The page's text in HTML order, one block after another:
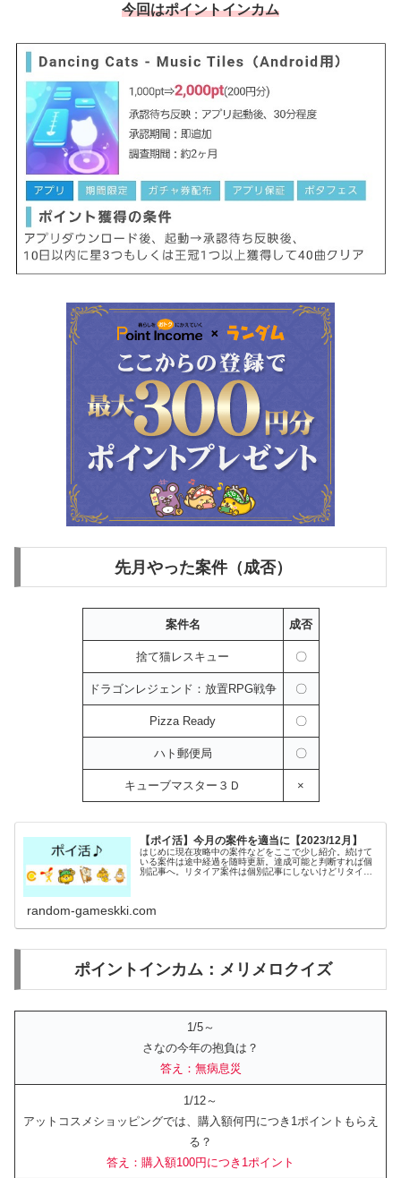
今回はポイントインカム
先月やった案件（成否）
案件名 成否
捨て猫レスキュー 〇
ドラゴンレジェンド：放置RPG戦争 〇
Pizza Ready 〇
ハト郵便局 〇
キューブマスター３Ｄ ×
【ポイ活】今月の案件を適当に【2023/12月】
はじめに現在攻略中の案件などをここで少し紹介。続けて
いる案件は途中経過を随時更新。達成可能と判断すれば個
別記事へ。リタイア案件は個別記事にしないけどリタイア
random-gameskki.com
ポイントインカム：メリメロクイズ
1/5～
さなの今年の抱負は？
答え：無病息災
1/12～
アットコスメショッピングでは、購入額何円につき1ポイントもらえ
る？
答え：購入額100円につき1ポイント